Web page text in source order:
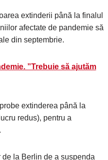
extinderii până la finalul
afectate de pandemie să
din septembrie.
”Trebuie să ajutăm
extinderea până la
redus), pentru a
la Berlin de a suspenda